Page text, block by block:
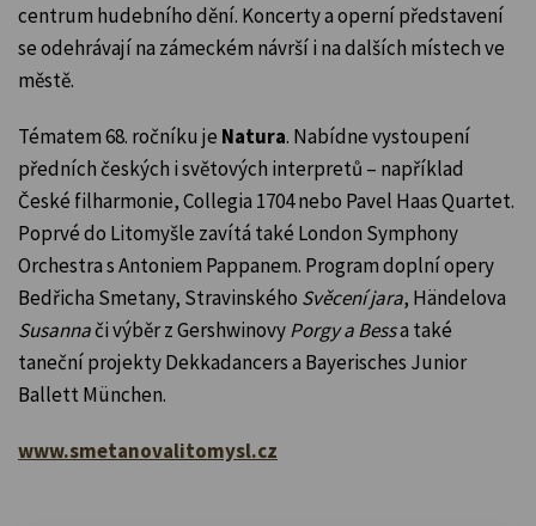
centrum hudebního dění. Koncerty a operní představení
se odehrávají na zámeckém návrší i na dalších místech ve
městě.
Tématem 68. ročníku je Natura. Nabídne vystoupení
předních českých i světových interpretů – například
České filharmonie, Collegia 1704 nebo Pavel Haas Quartet.
Poprvé do Litomyšle zavítá také London Symphony
Orchestra s Antoniem Pappanem. Program doplní opery
Bedřicha Smetany, Stravinského Svěcení jara, Händelova
Susannači výběr z GershwinovyPorgy a Bessa také
taneční projekty Dekkadancers a Bayerisches Junior
Ballett München.
www.smetanovalitomysl.cz